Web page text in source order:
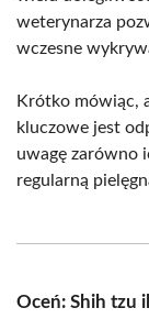
weterynarza
wczesne
Krótko mówiąc,
kluczowe jest
uwagę zarówno
regularną
Oceń: Shih tzu